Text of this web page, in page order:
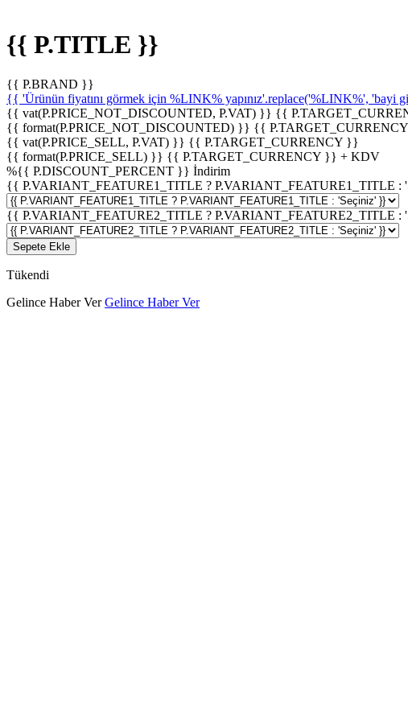
{{ P.TITLE }}
{{ P.BRAND }}
{{ 'Ürünün fiyatını görmek için %LINK% yapınız'.replace('%LINK%', 'bayi
{{ vat(P.PRICE_NOT_DISCOUNTED, P.VAT) }} {{
{{ format(P.PRICE_NOT_DISCOUNTED) }} {{
{{ vat(P.PRICE_SELL, P.VAT) }} {{ P.TARGET_CURRENCY }}
{{ format(P.PRICE_SELL) }} {{ P.TARGET_CURRENCY }} + KDV
%{{ P.DISCOUNT_PERCENT }} İndirim
{{ P.VARIANT_FEATURE1_TITLE ? P.VARIANT_FEATURE1_TITLE :
{{ P.VARIANT_FEATURE2_TITLE ? P.VARIANT_FEATURE2_TITLE :
Sepete Ekle
Tükendi
Gelince Haber Ver Gelince Haber Ver